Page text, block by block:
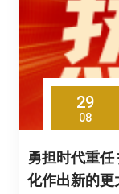
29
08
勇担时代重
化作出新的